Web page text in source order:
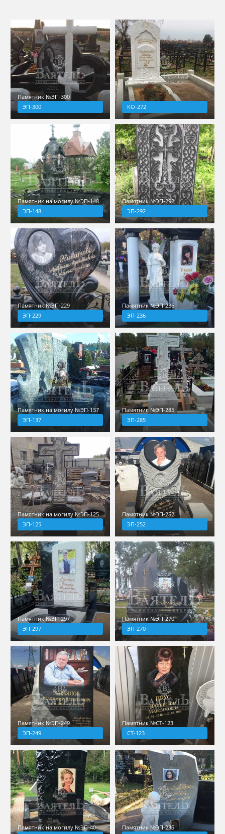
Памятник №ЭП-300
ЭП-300
КО-272
Памятник на могилу №ЭП-148
ЭП-148
Памятник №ЭП-292
ЭП-292
Памятник №ЭП-229
ЭП-229
Памятник №ЭП-236
ЭП-236
Памятник на могилу №ЭП-137
ЭП-137
Памятник №ЭП-285
ЭП-285
Памятник на могилу №ЭП-125
ЭП-125
Памятник №ЭП-252
ЭП-252
Памятник №ЭП-297
ЭП-297
Памятник №ЭП-270
ЭП-270
Памятник №ЭП-249
ЭП-249
Памятник №СТ-123
СТ-123
Памятник на могилу №ЭП-40
Памятник №ЭП-235